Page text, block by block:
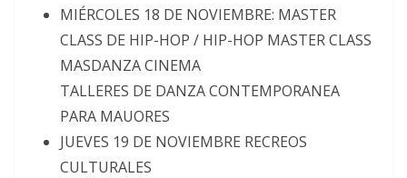
MIÉRCOLES 18 DE NOVIEMBRE: MASTER
CLASS DE HIP-HOP / HIP-HOP MASTER CLASS
MASDANZA CINEMA
TALLERES DE DANZA CONTEMPORANEA
PARA MAUORES
JUEVES 19 DE NOVIEMBRE RECREOS
CULTURALES